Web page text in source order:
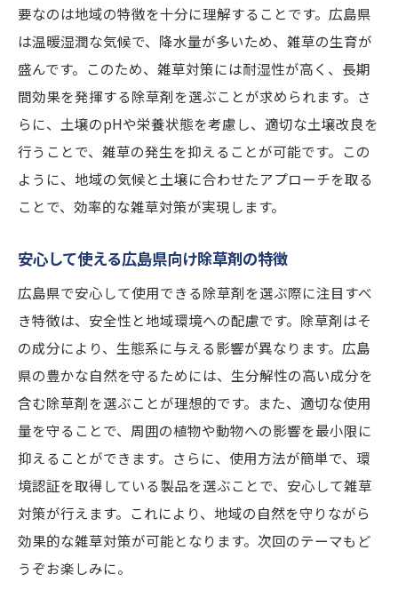
要なのは地域の特徴を十分に理解することです。広島県
は温暖湿潤な気候で、降水量が多いため、雑草の生育が
盛んです。このため、雑草対策には耐湿性が高く、長期
間効果を発揮する除草剤を選ぶことが求められます。さ
らに、土壌のpHや栄養状態を考慮し、適切な土壌改良を
行うことで、雑草の発生を抑えることが可能です。この
ように、地域の気候と土壌に合わせたアプローチを取る
ことで、効率的な雑草対策が実現します。
安心して使える広島県向け除草剤の特徴
広島県で安心して使用できる除草剤を選ぶ際に注目すべ
き特徴は、安全性と地域環境への配慮です。除草剤はそ
の成分により、生態系に与える影響が異なります。広島
県の豊かな自然を守るためには、生分解性の高い成分を
含む除草剤を選ぶことが理想的です。また、適切な使用
量を守ることで、周囲の植物や動物への影響を最小限に
抑えることができます。さらに、使用方法が簡単で、環
境認証を取得している製品を選ぶことで、安心して雑草
対策が行えます。これにより、地域の自然を守りながら
効果的な雑草対策が可能となります。次回のテーマもど
うぞお楽しみに。